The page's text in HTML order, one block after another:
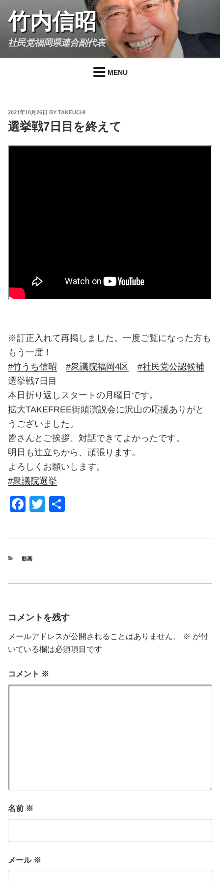
content
竹内信昭
社民党福岡県連合副代表
MENU
POSTED
ON
2021年10月26日 BY TAKEUCHI
選挙戦7日目を終えて
※訂正入れて再掲しました。一度ご覧になった方も
もう一度！
#竹うち信昭
#衆議院福岡4区
#社民党公認候補
選挙戦7日目
本日折り返しスタートの月曜日です。
拡大TAKEFREE街頭演説会に沢山の応援ありがと
うございました。
皆さんとご挨拶、対話できてよかったです。
明日も辻立ちから、頑張ります。
よろしくお願いします。
#衆議院選挙
F
e
b
o
k
T
CATEGORIES
動画
コメントを残す
メールアドレスが公開されることはありません。 ※ が付
いている欄は必須項目です
コメント ※
名前 ※
メール ※